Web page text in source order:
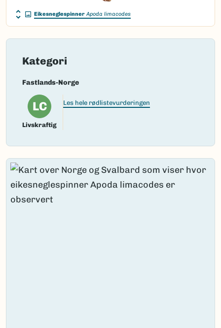
Eikesneglespinner Apoda limacodes
Kategori
Fastlands-Norge
LC
Livskraftig
Les hele rødlistevurderingen